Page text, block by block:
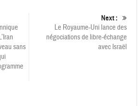
sans
Next :
Le Royaume-Uni lance des
négociations de libre-échange
avec Israël